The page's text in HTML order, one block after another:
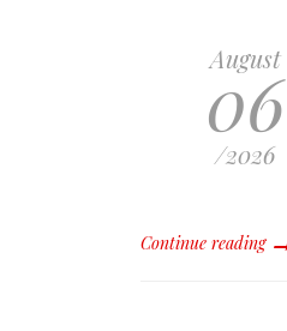
August
06
/2026
Continue reading